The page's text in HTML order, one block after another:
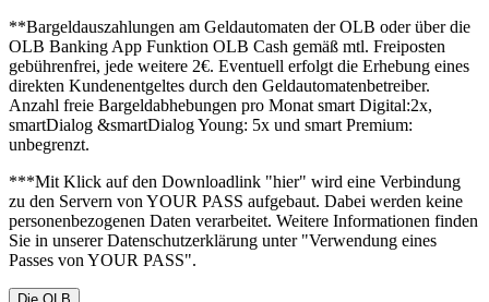
**Bargeldauszahlungen am Geldautomaten der OLB oder über die
OLB Banking App Funktion OLB Cash gemäß mtl. Freiposten
gebührenfrei, jede weitere 2€. Eventuell erfolgt die Erhebung eines
direkten Kundenentgeltes durch den Geldautomatenbetreiber.
Anzahl freie Bargeldabhebungen pro Monat smart Digital:2x,
smartDialog &smartDialog Young: 5x und smart Premium:
unbegrenzt.
***Mit Klick auf den Downloadlink "hier" wird eine Verbindung
zu den Servern von YOUR PASS aufgebaut. Dabei werden keine
personenbezogenen Daten verarbeitet. Weitere Informationen finden
Sie in unserer Datenschutzerklärung unter "Verwendung eines
Passes von YOUR PASS".